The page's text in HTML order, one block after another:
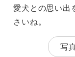
愛犬との思い出
さいね。
写